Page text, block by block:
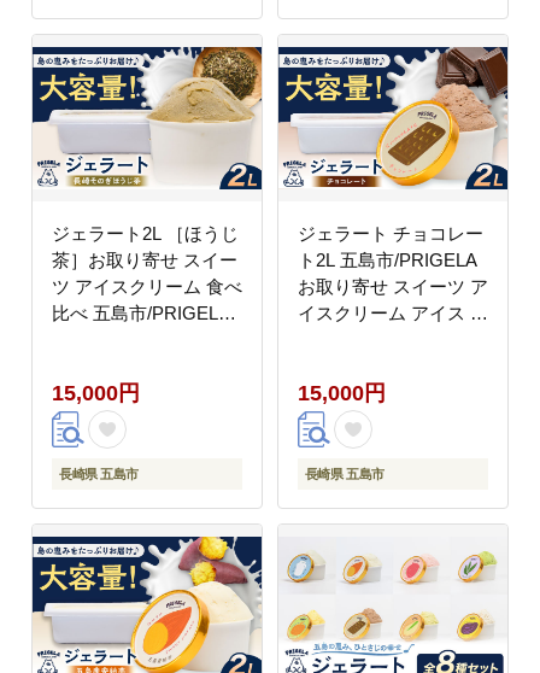
ジェラート2L ［ほうじ
茶］お取り寄せ スイー
ツ アイスクリーム 食べ
比べ 五島市/PRIGELA
15,000円
長崎県 五島市
ジェラート チョコレー
ト2L 五島市/PRIGELA
お取り寄せ スイーツ ア
イスクリーム アイス お
15,000円
長崎県 五島市